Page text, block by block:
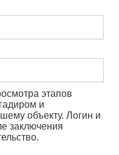
этапов
и
объекту. Логин и
заключения